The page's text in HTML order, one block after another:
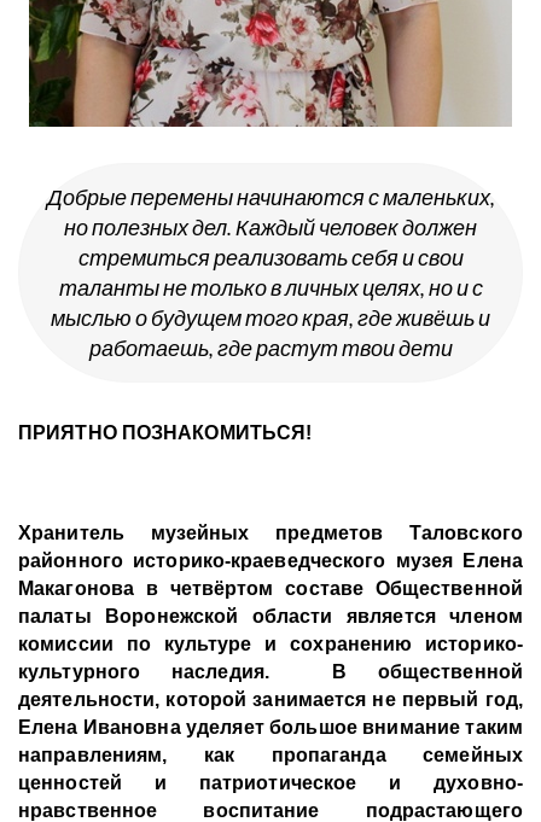
Добрые перемены начинаются с маленьких,
но полезных дел. Каждый человек должен
стремиться реализовать себя и свои
таланты не только в личных целях, но и с
мыслью о будущем того края, где живёшь и
работаешь, где растут твои дети
ПРИЯТНО ПОЗНАКОМИТЬСЯ!
Хранитель музейных предметов Таловского
районного историко-краеведческого музея Елена
Макагонова в четвёртом составе Общественной
палаты Воронежской области является членом
комиссии по культуре и сохранению историко-
культурного наследия. В общественной
деятельности, которой занимается не первый год,
Елена Ивановна уделяет большое внимание таким
направлениям, как пропаганда семейных
ценностей и патриотическое и духовно-
нравственное воспитание подрастающего